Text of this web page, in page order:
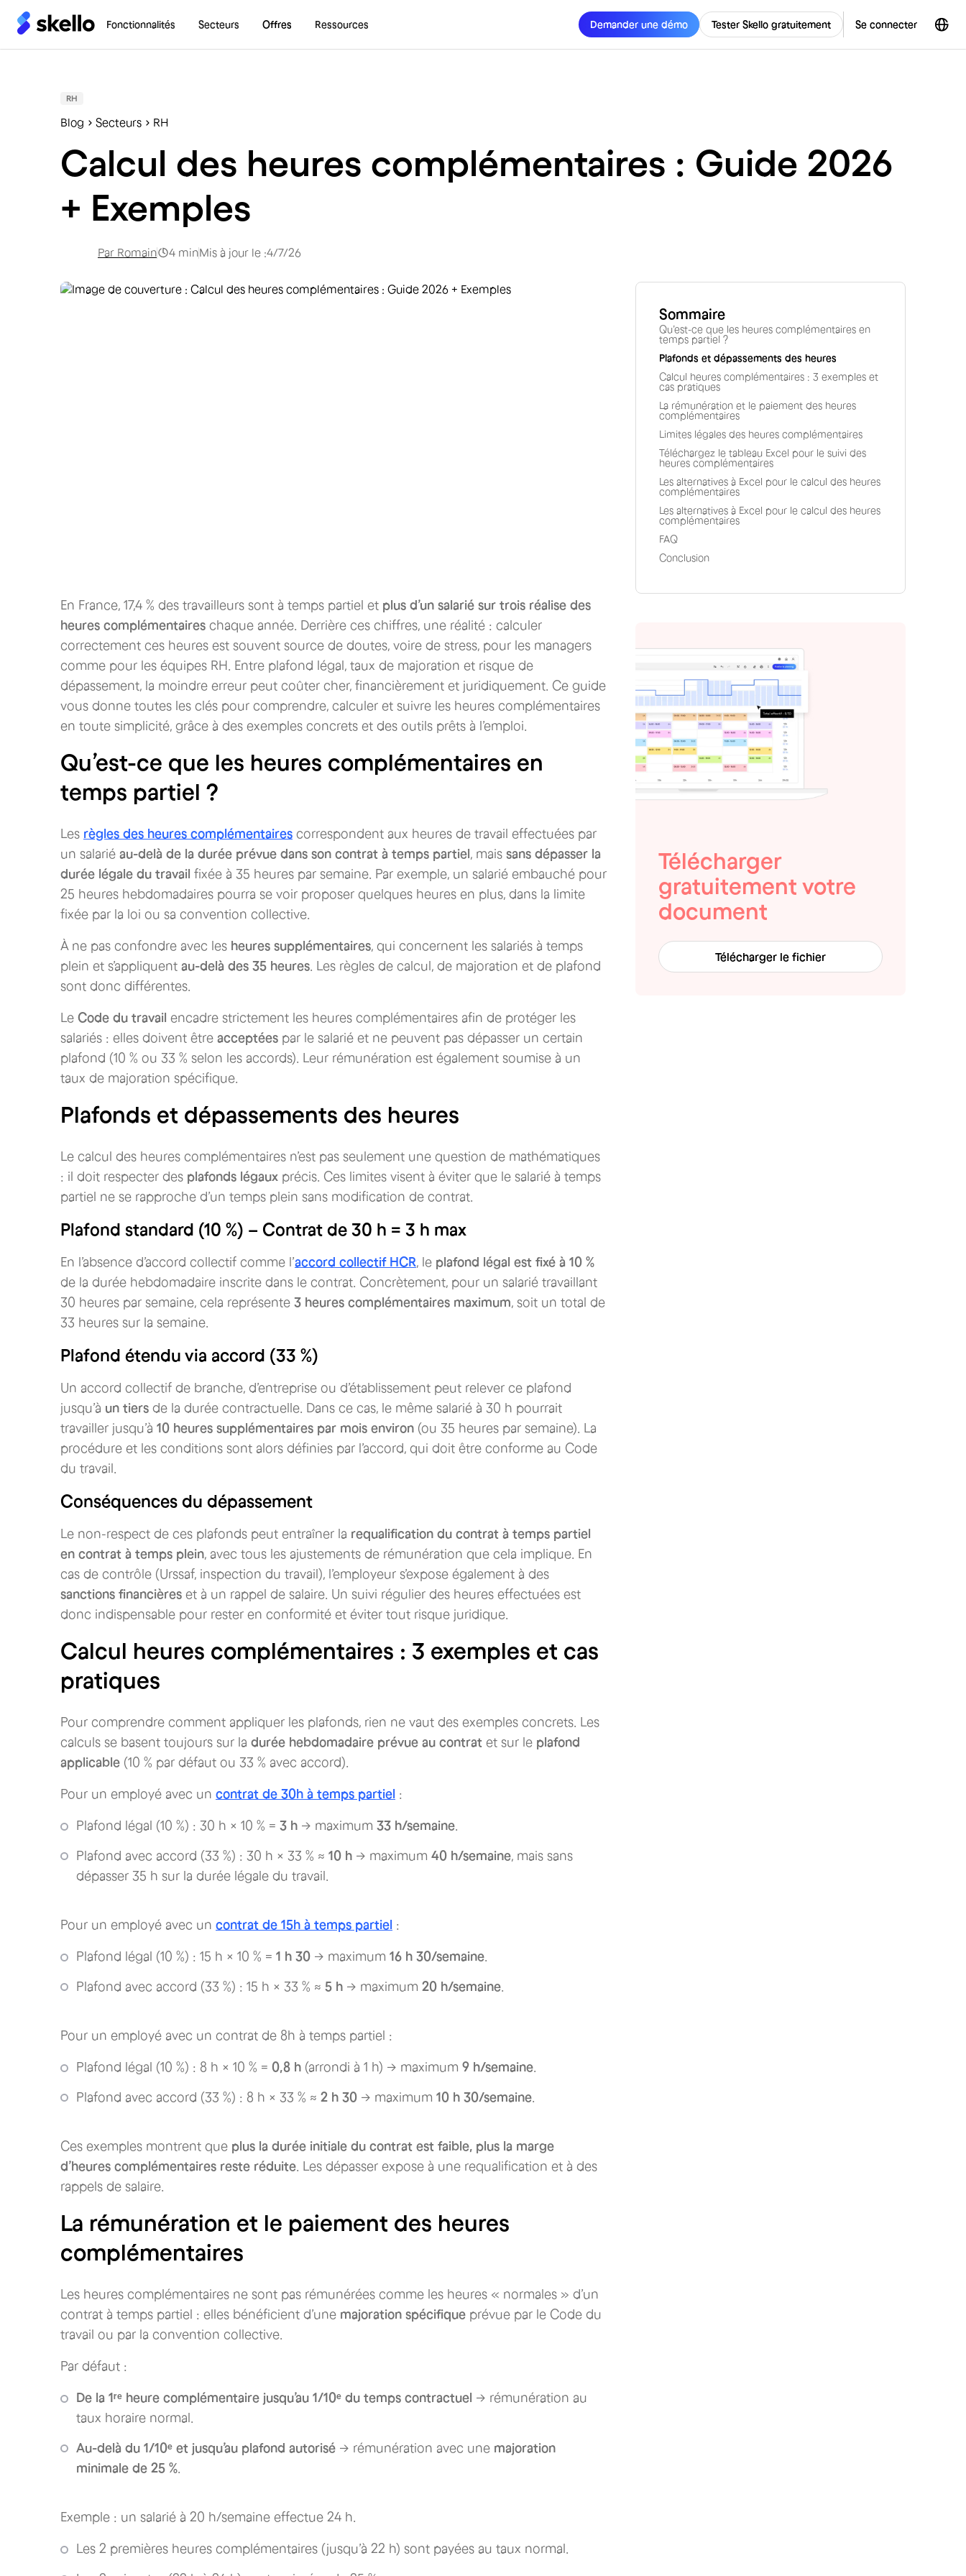
Fonctionnalités Secteurs Offres Ressources Demander une démo Tester Skello gratuitement Se connecter
RH
Blog Secteurs RH
Calcul des heures complémentaires : Guide 2026
+ Exemples
Par Romain 4 minMis à jour le :4/7/26
En France, 17,4 % des travailleurs sont à temps partiel et plus d’un salarié sur trois réalise des
heures complémentaires chaque année. Derrière ces chiffres, une réalité : calculer
correctement ces heures est souvent source de doutes, voire de stress, pour les managers
comme pour les équipes RH. Entre plafond légal, taux de majoration et risque de
dépassement, la moindre erreur peut coûter cher, financièrement et juridiquement. Ce guide
vous donne toutes les clés pour comprendre, calculer et suivre les heures complémentaires
en toute simplicité, grâce à des exemples concrets et des outils prêts à l’emploi.
Qu’est-ce que les heures complémentaires en
temps partiel ?
Les règles des heures complémentaires correspondent aux heures de travail effectuées par
un salarié au-delà de la durée prévue dans son contrat à temps partiel , mais sans dépasser la
durée légale du travail fixée à 35 heures par semaine. Par exemple, un salarié embauché pour
25 heures hebdomadaires pourra se voir proposer quelques heures en plus, dans la limite
fixée par la loi ou sa convention collective.
À ne pas confondre avec les heures supplémentaires, qui concernent les salariés à temps
plein et s’appliquent au-delà des 35 heures. Les règles de calcul, de majoration et de plafond
sont donc différentes.
Le Code du travail encadre strictement les heures complémentaires afin de protéger les
salariés : elles doivent être acceptées par le salarié et ne peuvent pas dépasser un certain
plafond (10 % ou 33 % selon les accords). Leur rémunération est également soumise à un
taux de majoration spécifique.
Plafonds et dépassements des heures
Le calcul des heures complémentaires n’est pas seulement une question de mathématiques
: il doit respecter des plafonds légaux précis. Ces limites visent à éviter que le salarié à temps
partiel ne se rapproche d’un temps plein sans modification de contrat.
Plafond standard (10 %) – Contrat de 30 h = 3 h max
En l’absence d’accord collectif comme l’accord collectif HCR, le plafond légal est fixé à 10 %
de la durée hebdomadaire inscrite dans le contrat. Concrètement, pour un salarié travaillant
30 heures par semaine, cela représente 3 heures complémentaires maximum, soit un total de
33 heures sur la semaine.
Plafond étendu via accord (33 %)
Un accord collectif de branche, d’entreprise ou d’établissement peut relever ce plafond
jusqu’à un tiers de la durée contractuelle. Dans ce cas, le même salarié à 30 h pourrait
travailler jusqu’à 10 heures supplémentaires par mois environ (ou 35 heures par semaine). La
procédure et les conditions sont alors définies par l’accord, qui doit être conforme au Code
du travail.
Conséquences du dépassement
Le non-respect de ces plafonds peut entraîner la requalification du contrat à temps partiel
en contrat à temps plein, avec tous les ajustements de rémunération que cela implique. En
cas de contrôle (Urssaf, inspection du travail), l’employeur s’expose également à des
sanctions financières et à un rappel de salaire. Un suivi régulier des heures effectuées est
donc indispensable pour rester en conformité et éviter tout risque juridique.
Calcul heures complémentaires : 3 exemples et cas
pratiques
Pour comprendre comment appliquer les plafonds, rien ne vaut des exemples concrets. Les
calculs se basent toujours sur la durée hebdomadaire prévue au contrat et sur le plafond
applicable (10 % par défaut ou 33 % avec accord).
Pour un employé avec un contrat de 30h à temps partiel :
Plafond légal (10 %) : 30 h × 10 % = 3 h → maximum 33 h/semaine.
Plafond avec accord (33 %) : 30 h × 33 % ≈ 10 h → maximum 40 h/semaine, mais sans
dépasser 35 h sur la durée légale du travail.
Pour un employé avec un contrat de 15h à temps partiel :
Plafond légal (10 %) : 15 h × 10 % = 1 h 30 → maximum 16 h 30/semaine.
Plafond avec accord (33 %) : 15 h × 33 % ≈ 5 h → maximum 20 h/semaine
Pour un employé avec un contrat de 8h à temps partiel :
Plafond légal (10 %) : 8 h × 10 % = 0,8 h (arrondi à 1 h) → maximum 9 h/semaine.
Plafond avec accord (33 %) : 8 h × 33 % ≈ 2 h 30 → maximum 10 h 30/semaine
Ces exemples montrent que plus la durée initiale du contrat est faible, plus la marge
d’heures complémentaires reste réduite. Les dépasser expose à une requalification et à des
rappels de salaire.
La rémunération et le paiement des heures
complémentaires
Les heures complémentaires ne sont pas rémunérées comme les heures « normales » d’un
contrat à temps partiel : elles bénéficient d’une majoration spécifique prévue par le Code du
travail ou par la convention collective.
Par défaut :
De la 1ʳᵉ heure complémentaire jusqu’au 1/10ᵉ du temps contractuel → rémunération au
taux horaire normal.
Au-delà du 1/10ᵉ et jusqu’au plafond autorisé → rémunération avec une majoration
minimale de 25 %
Exemple : un salarié à 20 h/semaine effectue 24 h.
Les 2 premières heures complémentaires (jusqu’à 22 h) sont payées au taux normal.
Sommaire
Qu’est-ce que les heures complémentaires en
temps partiel ?
Plafonds et dépassements des heures
Calcul heures complémentaires : 3 exemples et
cas pratiques
La rémunération et le paiement des heures
complémentaires
Limites légales des heures complémentaires
Téléchargez le tableau Excel pour le suivi des
heures complémentaires
Les alternatives à Excel pour le calcul des heures
complémentaires
Les alternatives à Excel pour le calcul des heures
complémentaires
FAQ
Conclusion
Télécharger
gratuitement votre
document
Télécharger le fichier